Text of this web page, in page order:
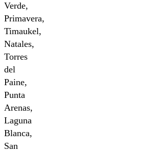
Verde,
Primavera,
Timaukel,
Natales,
Torres
del
Paine,
Punta
Arenas,
Laguna
Blanca,
San